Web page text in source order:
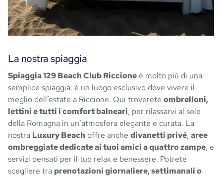
La nostra spiaggia
Spiaggia 129 Beach Club Riccione è molto più di una
semplice spiaggia: è un luogo esclusivo dove vivere il
meglio dell’estate a Riccione. Qui troverete ombrelloni,
lettini e tutti i comfort balneari, per rilassarvi al sole
della Romagna in un’atmosfera elegante e curata. La
nostra Luxury Beach offre anche divanetti privé, aree
ombreggiate dedicate ai tuoi amici a quattro zampe, e
servizi pensati per il tuo relax e benessere. Potrete
scegliere tra prenotazioni giornaliere, settimanali o